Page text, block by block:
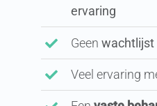
ervaring
Geenwachtlijst
Veel ervaring